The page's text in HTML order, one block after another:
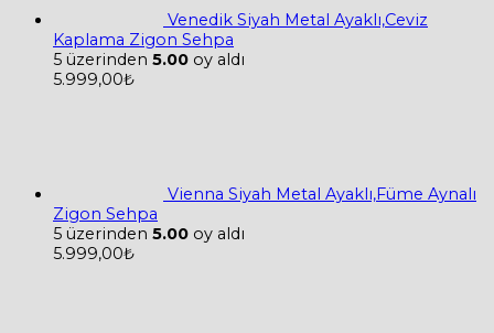
Venedik Siyah Metal Ayaklı,Ceviz
Kaplama Zigon Sehpa
5 üzerinden 5.00 oy aldı
5.999,00₺
Vienna Siyah Metal Ayaklı,Füme Aynalı
Zigon Sehpa
5 üzerinden 5.00 oy aldı
5.999,00₺